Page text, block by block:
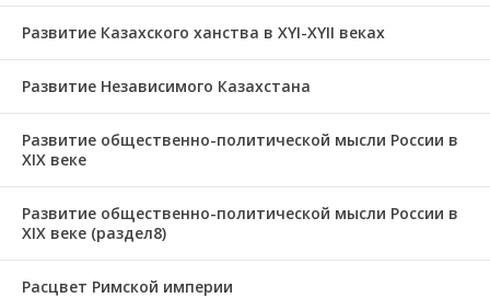
Развитие Казахского ханства в ХҮІ-ХҮІІ веках
Развитие Независимого Казахстана
Развитие общественно-политической мысли России в
XIX веке
Развитие общественно-политической мысли России в
XIX веке (раздел8)
Расцвет Римской империи